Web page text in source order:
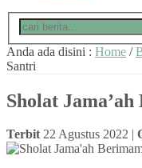
Anda ada disini : Home /
Santri
Sholat
Terbit 22 Agustus 2022 |